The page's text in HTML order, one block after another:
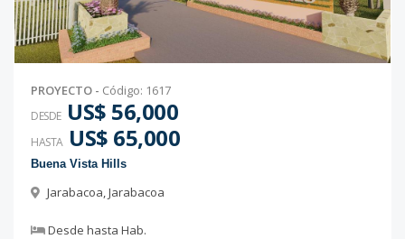
PROYECTO - Código: 1617
DESDE US$ 56,000
HASTA US$ 65,000
Buena Vista Hills
Jarabacoa,Jarabacoa
Desde hasta Hab.